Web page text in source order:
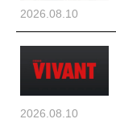
2026.08.10
2026.08.10